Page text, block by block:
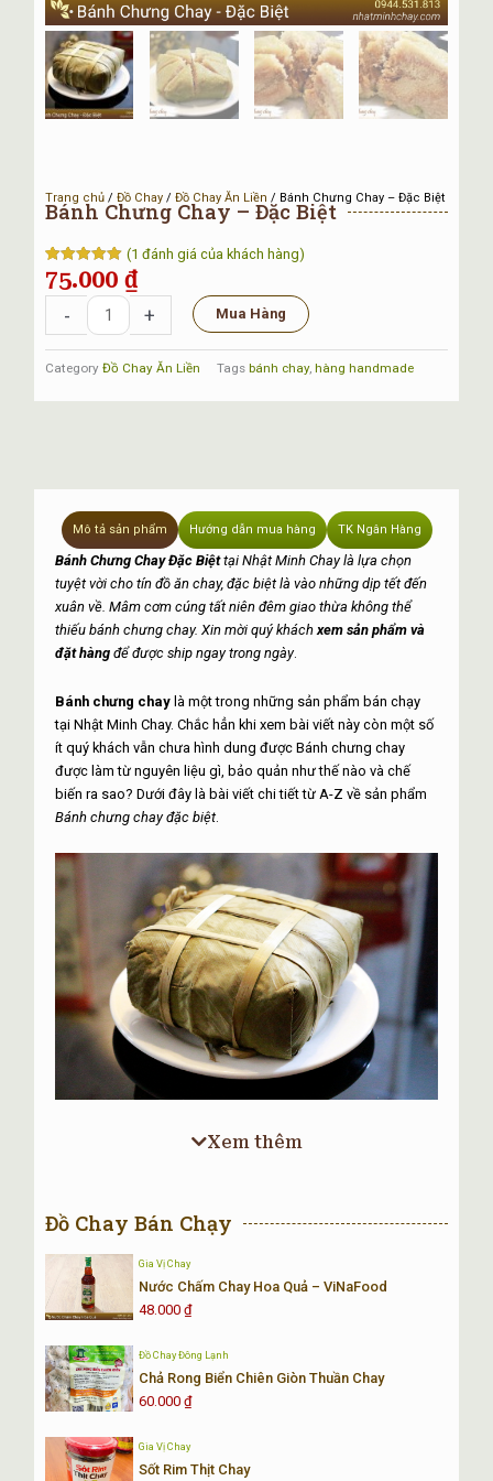
Trang chủ /Đồ Chay /Đồ Chay Ăn Liền / Bánh Chưng Chay – Đặc Biệt
Bánh Chưng Chay – Đặc Biệt
5.00
trên 5
dựa trên
1
đánh giá
(1 đánh giá của khách hàng)
75.000₫
-
Chay
-
Đặc
+ Mua Hàng
Category Đồ Chay Ăn Liền Tags bánh chay,hàng handmade
Đồ Chay Bán Chạy
Gia Vị Chay
Nước Chấm Chay Hoa Quả – ViNaFood
48.000₫
Đồ Chay Đông Lạnh
Chả Rong Biển Chiên Giòn Thuần Chay
60.000₫
Gia Vị Chay
Sốt Rim Thịt Chay
Mô tả sản phẩm Hướng dẫn mua hàng TK Ngân Hàng
Bánh Chưng Chay Đặc Biệttại Nhật Minh Chay là lựa chọn
tuyệt vời cho tín đồ ăn chay, đặc biệt là vào những dịp tết đến
xuân về. Mâm cơm cúng tất niên đêm giao thừa không thể
thiếu bánh chưng chay. Xin mời quý kháchxem sản phẩm và
đặt hàng để được ship ngay trong ngày.
Bánh chưng chay là một trong những sản phẩm bán chạy
tại Nhật Minh Chay. Chắc hẳn khi xem bài viết này còn một số
ít quý khách vẫn chưa hình dung được Bánh chưng chay
được làm từ nguyên liệu gì, bảo quản như thế nào và chế
biến ra sao? Dưới đây là bài viết chi tiết từ A-Z về sản phẩm
Bánh chưng chay đặc biệt
Nhà sản xuất
Xuất xứ
Khối lượng
Loại hàng
Xem thêm